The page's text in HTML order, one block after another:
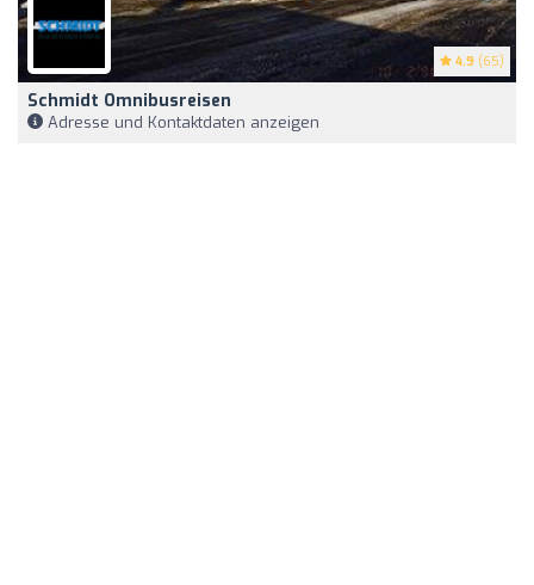
4.9 (65)
Schmidt Omnibusreisen
Adresse und Kontaktdaten anzeigen